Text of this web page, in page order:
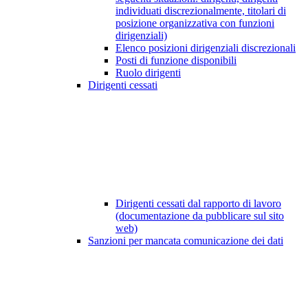
individuati discrezionalmente, titolari di
posizione organizzativa con funzioni
dirigenziali)
Elenco posizioni dirigenziali discrezionali
Posti di funzione disponibili
Ruolo dirigenti
Dirigenti cessati
Dirigenti cessati dal rapporto di lavoro
(documentazione da pubblicare sul sito
web)
Sanzioni per mancata comunicazione dei dati